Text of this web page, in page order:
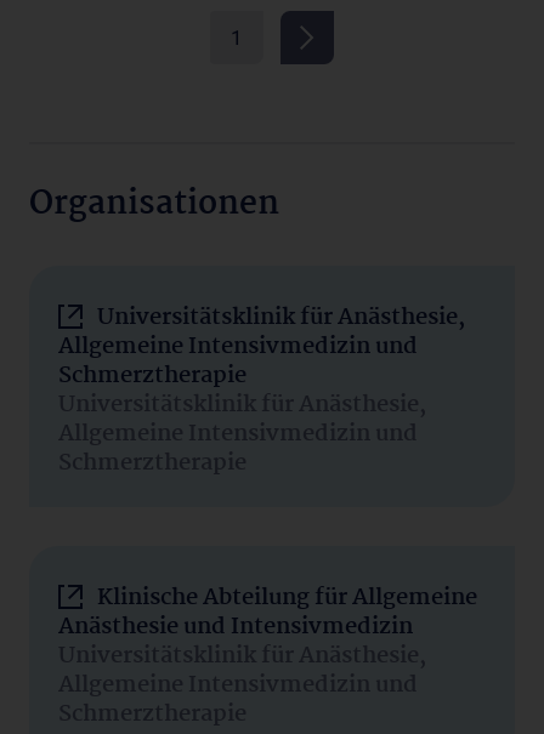
1
Organisationen
Universitätsklinik für Anästhesie,
Allgemeine Intensivmedizin und
Schmerztherapie
Universitätsklinik für Anästhesie,
Allgemeine Intensivmedizin und
Schmerztherapie
Klinische Abteilung für Allgemeine
Anästhesie und Intensivmedizin
Universitätsklinik für Anästhesie,
Allgemeine Intensivmedizin und
Schmerztherapie